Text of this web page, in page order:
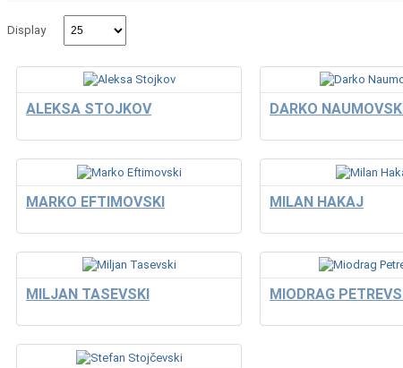
Display
ALEKSA STOJKOV DARKO NAUMOVSKI
MARKO EFTIMOVSKI MILAN HAKAJ
MILJAN TASEVSKI MIODRAG